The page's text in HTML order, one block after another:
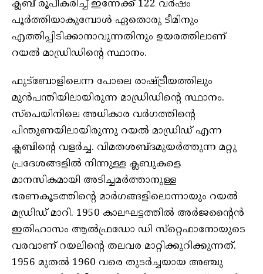
ക്ലബ് രൂപീകരിച്ച് ഇന്നേക്ക് 122 വര്‍ഷം
പൂര്‍ത്തിയാകുമ്പോള്‍ ഏതൊരു ടീമിനും
എത്തിപ്പിടിക്കാനാവുന്നതിനും ഉയരത്തിലാണ്
റയല്‍ മാഡ്രിഡിന്റെ സ്ഥാനം.
ഫുട്‌ബോളിലെന്ന പോലെ രാഷ്ട്രീയത്തിലും
മുന്‍പന്തിയിലായിരുന്ന മാഡ്രിഡിന്റെ സ്ഥാനം.
സ്‌പെയിനിലെ അധികാര വര്‍ഗത്തിന്റെ
പിന്തുണയിലായിരുന്നു റയല്‍ മാഡ്രിഡ് എന്ന
ക്ലബിന്റെ വളര്‍ച്ച. വിമതശബ്ദമുയര്‍ത്തുന്ന മറ്റു
പ്രദേശങ്ങളില്‍ നിന്നുള്ള ക്ലബുകളെ
മാനസികമായി അടിച്ചമര്‍ത്താനുള്ള
ഭരണകൂടത്തിന്റെ മാര്‍ഗങ്ങളിലൊന്നായും റയല്‍
മഡ്രിഡ് മാറി. 1950 കാലഘട്ടത്തില്‍ അര്‍ജന്റൈന്‍
ഇതിഹാസം ആല്‍ഫ്രഡോ ഡി സ്‌റ്റെഫാനോയുടെ
വരവാണ് റയലിന്റെ തലവര മാറ്റിക്കുറിക്കുന്നത്.
1956 മുതല്‍ 1960 വരെ തുടര്‍ച്ചയായ അഞ്ചു